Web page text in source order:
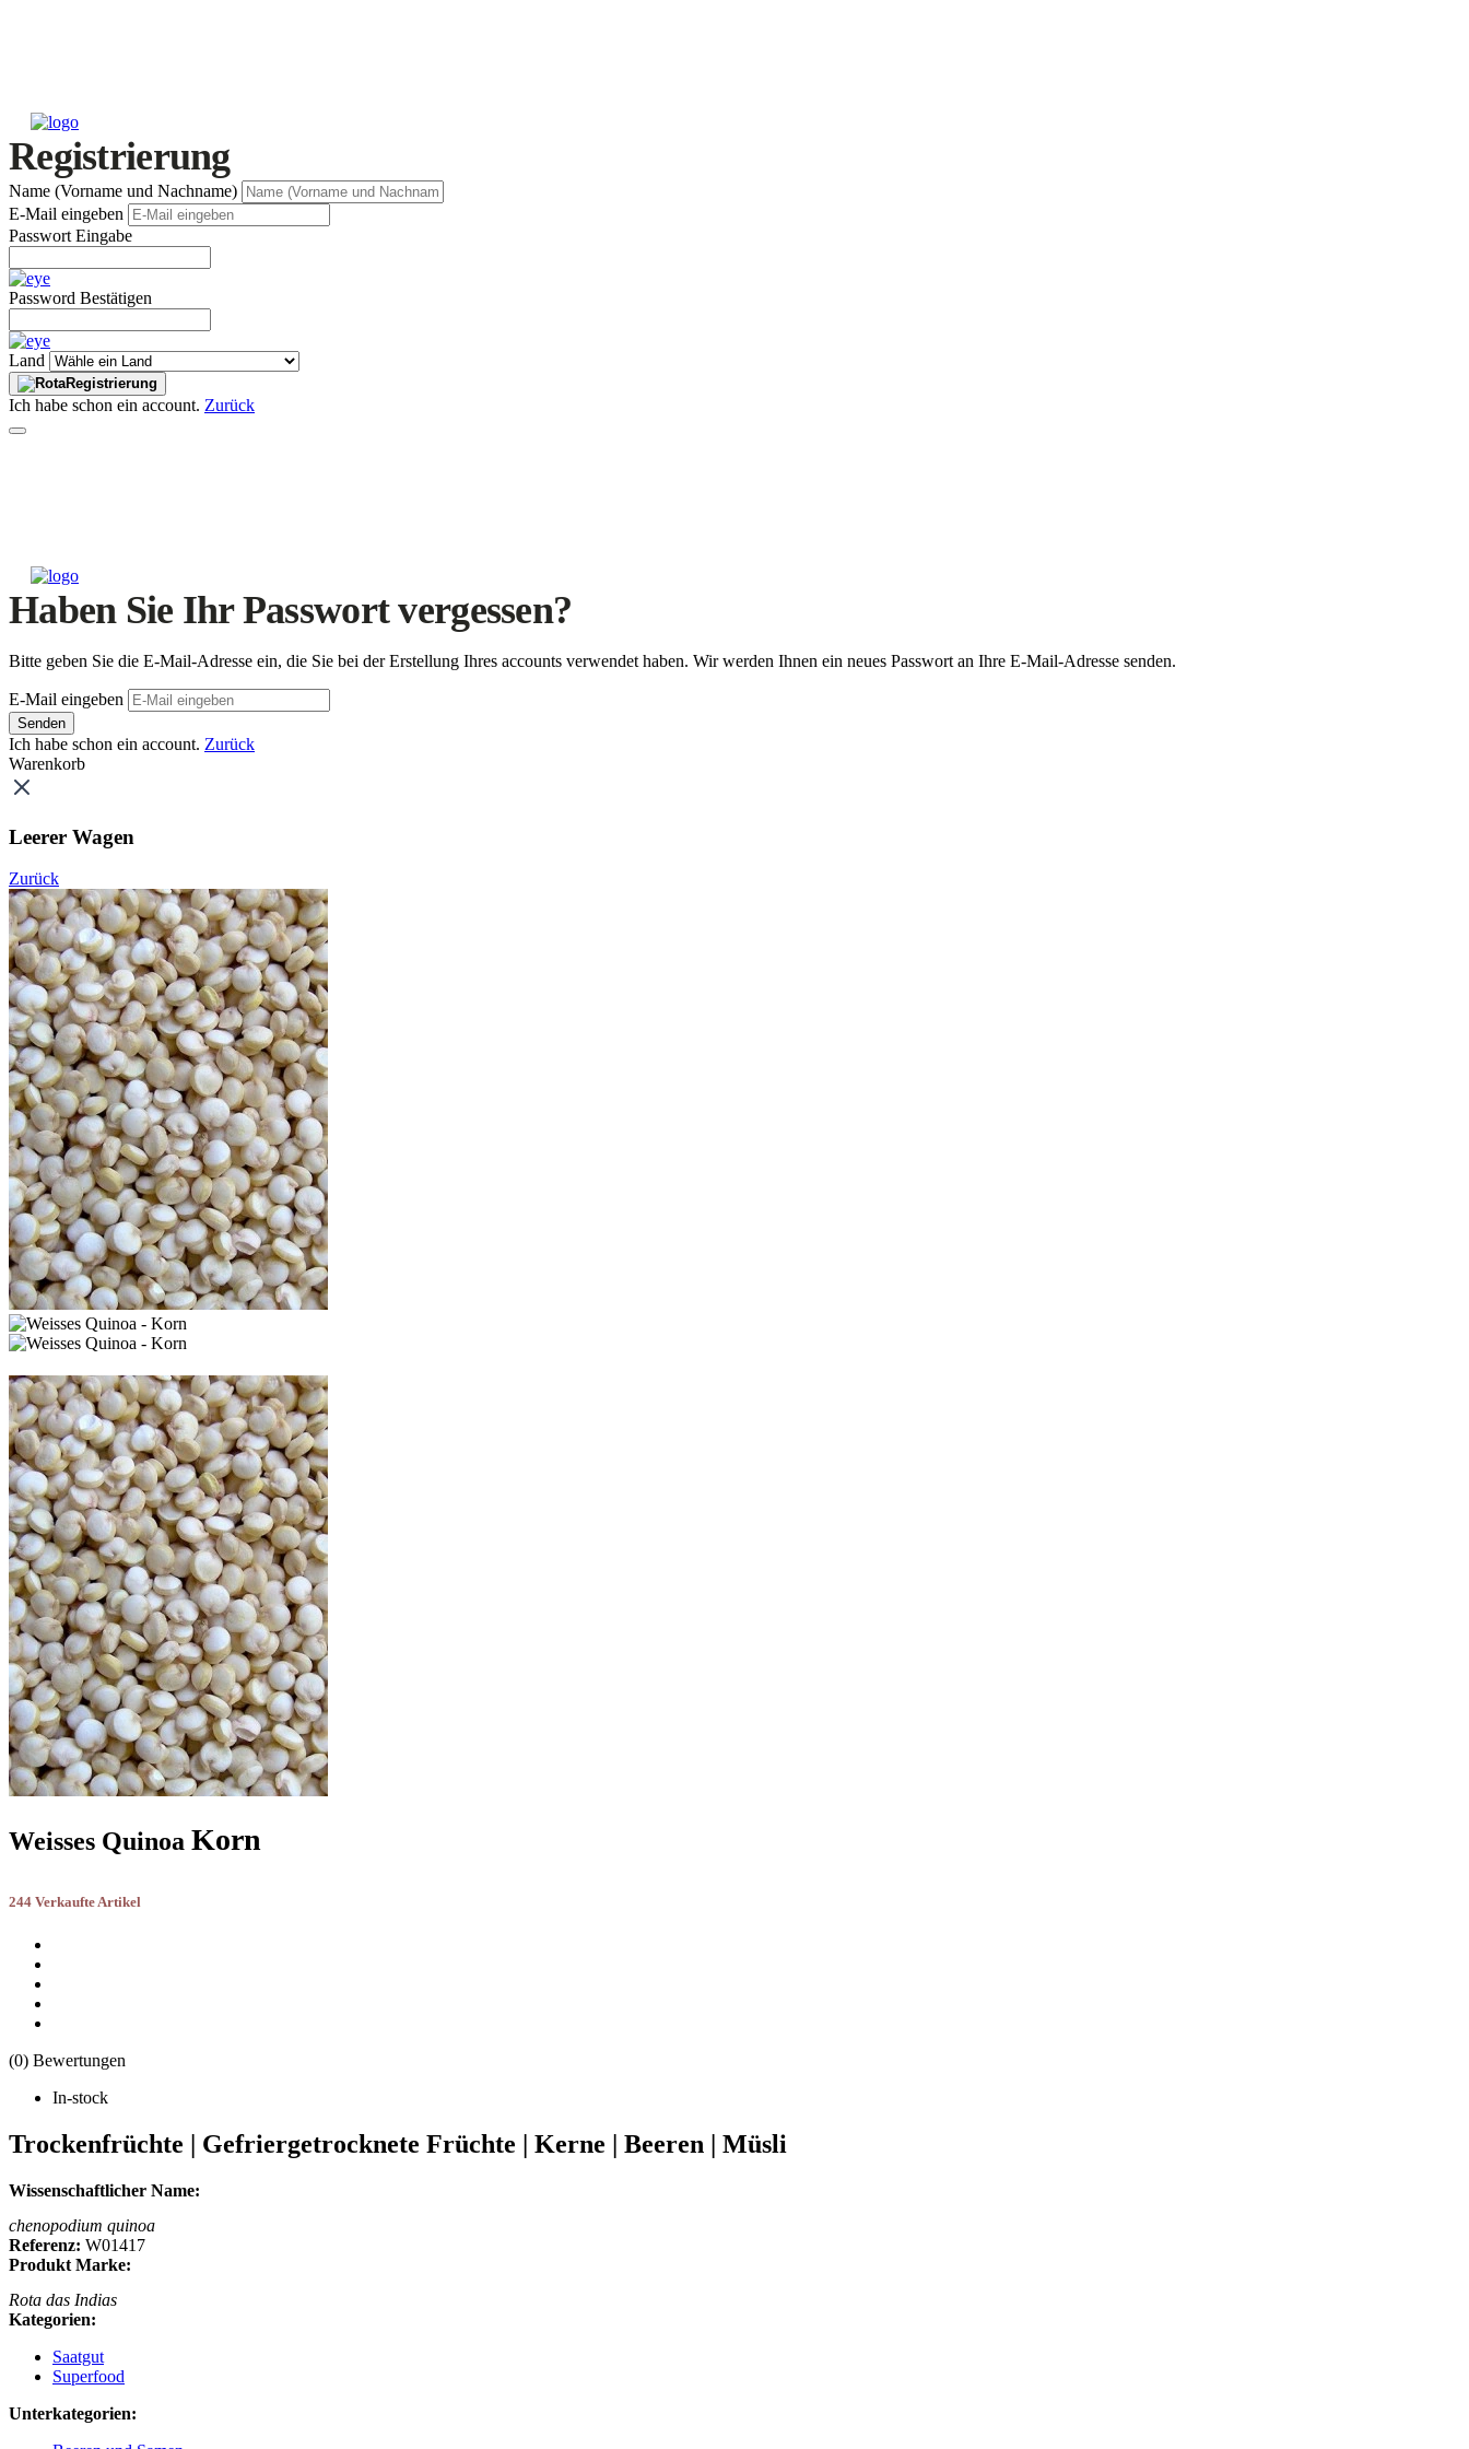
Registrierung
Name (Vorname und Nachname)
E-Mail eingeben
Passwort Eingabe
Password Bestätigen
Land
Registrierung
Ich habe schon ein account. Zurück
Haben Sie Ihr Passwort vergessen?
Bitte geben Sie die E-Mail-Adresse ein, die Sie bei der Erstellung Ihres accounts verwendet haben. Wir werden Ihnen ein neues Passwort an Ihre E-Mail-Adresse senden.
E-Mail eingeben
Senden
Ich habe schon ein account. Zurück
Warenkorb
Leerer Wagen
Zurück
Weisses Quinoa Korn
244 Verkaufte Artikel
(0) Bewertungen
In-stock
Trockenfrüchte | Gefriergetrocknete Früchte | Kerne | Beeren | Müsli
Wissenschaftlicher Name:
chenopodium quinoa
Referenz: W01417
Produkt Marke:
Rota das Indias
Kategorien:
Saatgut
Superfood
Unterkategorien: